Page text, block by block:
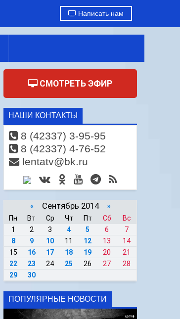
Написать нам
СМОТРЕТЬ ЭФИР
НАШИ КОНТАКТЫ
8 (42337) 3-95-95
8 (42337) 4-76-52
lentatv@bk.ru
« Сентябрь 2014 »
Пн Вт Ср Чт Пт Сб
Вс
1
2 3 4 5 6
7
8
9 10 11 12 13
14
15
16 17 18 19 20
21
22
23 24 25 26 27
28
29
30
ПОПУЛЯРНЫЕ НОВОСТИ